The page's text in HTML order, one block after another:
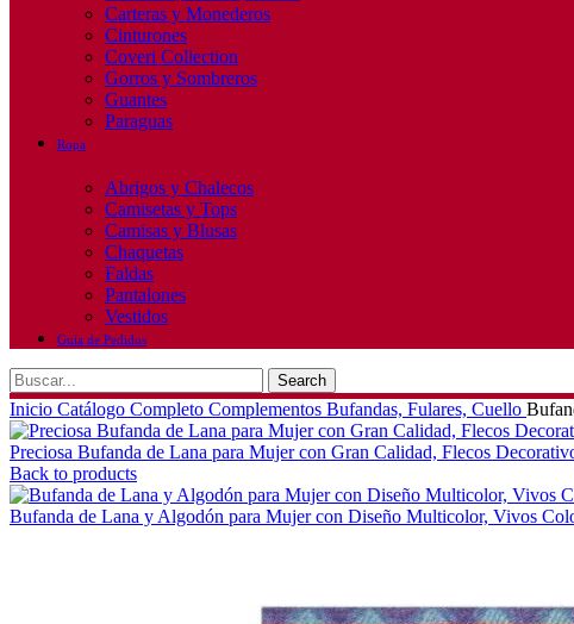
Carteras y Monederos
Cinturones
Coveri Collection
Gorros y Sombreros
Guantes
Paraguas
Ropa
Abrigos y Chalecos
Camisetas y Tops
Camisas y Blusas
Chaquetas
Faldas
Pantalones
Vestidos
Guía de Pedidos
Search
Inicio Catálogo Completo Complementos Bufandas, Fulares, Cuello
Preciosa Bufanda de Lana para Mujer con Gran Calidad, Flecos
Back to products
Bufanda de Lana y Algodón para Mujer con Diseño Multicolor, Vivos